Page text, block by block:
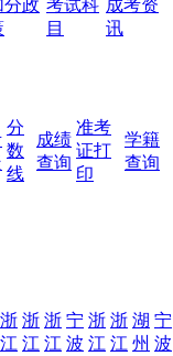
分政 考试科
目
成考资
讯
分
数
线
成绩
查询
准考
证打
印
学籍
查询
浙
江
浙
江
浙
江
宁
波
浙
江
浙
江
湖
州
宁
波